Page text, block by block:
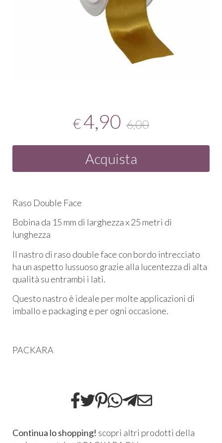
€4,90 6,00
Acquista
Raso Double Face
Bobina da 15 mm di larghezza x 25 metri di
lunghezza
Il nastro di raso double face con bordo intrecciato
ha un aspetto lussuoso grazie alla lucentezza di alta
qualità su entrambi i lati.
Questo nastro è ideale per molte applicazioni di
imballo e packaging e per ogni occasione.
PACKARA
Continua lo shopping! scopri altri prodotti della